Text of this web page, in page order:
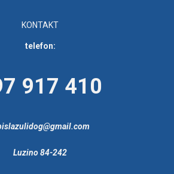
KONTAKT
telefon:
917 410
Luzino 84-242